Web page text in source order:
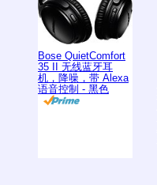
Bose QuietComfort
35 II 无线蓝牙耳
机，降噪，带 Alexa
语音控制 - 黑色